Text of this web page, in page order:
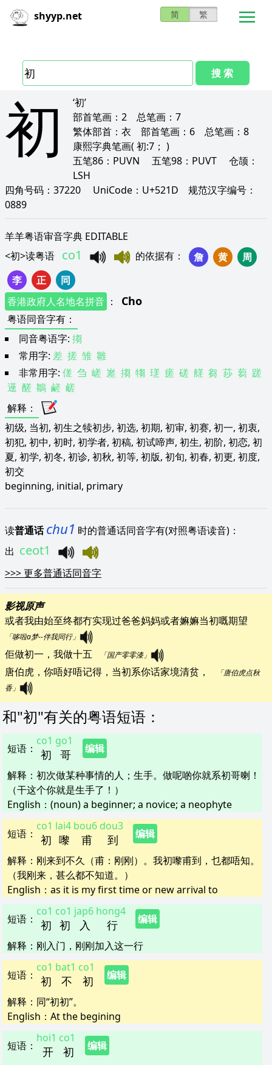
shyyp.net 简 繁
搜 索
初
‘初’
部首笔画： 2 总笔画： 7
繁体部首： 衣 部首笔画： 6 总笔画： 8
康熙字典笔画( 初:7； )
五笔86： PUVN 五笔98： PUVT 仓颉：
LSH
四角号码： 37220 UniCode： U+521D 规范汉字编号：
0889
羊羊粤语审音字典 EDITABLE
<初>读粤语 co1 的依据有 ： 詹 黄
周
李
正
同
香港政府人名地名拼音 ： Cho
粤语同音字有 ：
同音粤语字: 搊
常用字: 差 搓 雏 雛
非常用字: 傞 刍 嵯 嵳 搊 犓 瑳 瘥 磋 艖 芻 莏 蒭 蹉
遳 醝 鶵 鹺 鹾
解释 ：
初级, 当初, 初生之犊初步, 初选, 初期, 初审, 初赛, 初一, 初衷,
初犯, 初中, 初时, 初学者, 初稿, 初试啼声, 初生, 初阶, 初恋, 初
夏, 初学, 初冬, 初诊, 初秋, 初等, 初版, 初旬, 初春, 初更, 初度,
初交
beginning, initial, primary
读普通话 chu1 时的普通话同音字有(对照粤语读音)：
出 ceot1
>>>更多普通话同音字
影视原声
「哆啦a梦--伴我同行」
佢做初一，我做十五 「国产零零漆」
唐伯虎，你唔好唔记得，当初系你话家境清贫，
「唐伯虎点秋
香」
和"初"有关的粤语短语 ：
短语 ： 初
co1
哥
go1
编辑
解释 ： 初次做某种事情的人；生手。做呢啲你就系初哥喇！
（干这个你就是生手了！）
English： (noun) a beginner; a novice; a neophyte
短语 ： 初
co1
嚟
lai4
甫
bou6
到
dou3
编辑
解释 ： 刚来到不久（甫：刚刚）。我初嚟甫到，乜都唔知。
（我刚来，甚么都不知道。）
English： as it is my first time or new arrival to
短语 ： 初
co1
初
co1
入
jap6
行
hong4
编辑
解释 ： 刚入门，刚刚加入这一行
短语 ： 初
co1
不
bat1
初
co1
编辑
解释 ： 同“初初”。
English： At the begining
短语 ： 开
hoi1
初
co1
编辑